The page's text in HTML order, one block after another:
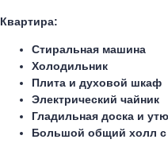
Квартира:
Стиральная машина
Холодильник
Плита и духовой шкаф
Электрический чайник
Гладильная доска и
Большой общий холл с